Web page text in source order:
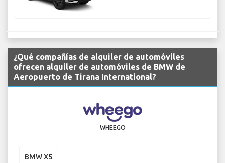
¿Qué compañías de alquiler de automóviles
ofrecen alquiler de automóviles de BMW de
Aeropuerto de Tirana International?
WHEEGO
BMW X5